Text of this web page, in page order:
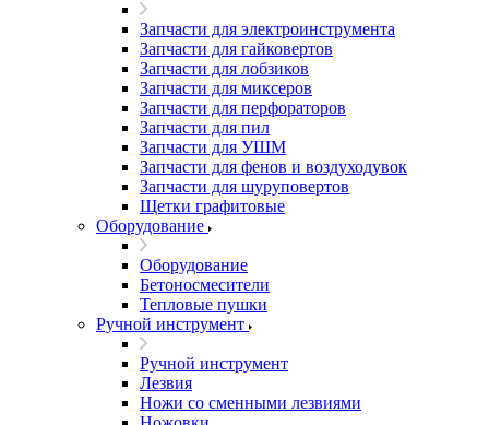
Запчасти для электроинструмента
Запчасти для гайковертов
Запчасти для лобзиков
Запчасти для миксеров
Запчасти для перфораторов
Запчасти для пил
Запчасти для УШМ
Запчасти для фенов и воздуходувок
Запчасти для шуруповертов
Щетки графитовые
Оборудование
Оборудование
Бетоносмесители
Тепловые пушки
Ручной инструмент
Ручной инструмент
Лезвия
Ножи со сменными лезвиями